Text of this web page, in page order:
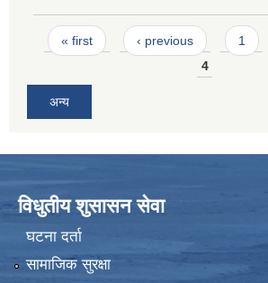
Pages
« first ‹ previous 1
4
अन्य
विधुतीय शुसासन सेवा
घटना दर्ता
सामाजिक सुरक्षा